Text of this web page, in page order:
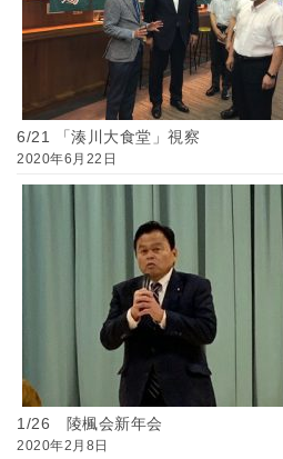
6/21 「湊川大食堂」視察
2020年6月22日
1/26 陵楓会新年会
2020年2月8日